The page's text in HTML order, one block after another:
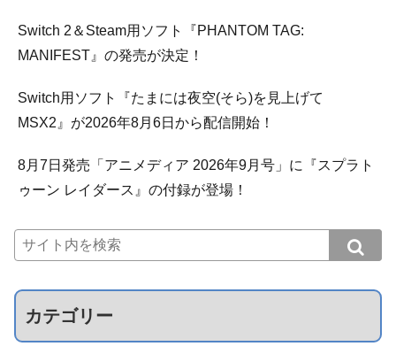
Switch 2＆Steam用ソフト『PHANTOM TAG:
MANIFEST』の発売が決定！
Switch用ソフト『たまには夜空(そら)を見上げて
MSX2』が2026年8月6日から配信開始！
8月7日発売「アニメディア 2026年9月号」に『スプラト
ゥーン レイダース』の付録が登場！
カテゴリー